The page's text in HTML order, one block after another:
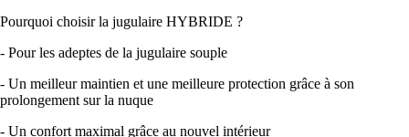
Pourquoi choisir la jugulaire HYBRIDE ?
- Pour les adeptes de la jugulaire souple
- Un meilleur maintien et une meilleure protection grâce à son
prolongement sur la nuque
- Un confort maximal grâce au nouvel intérieur